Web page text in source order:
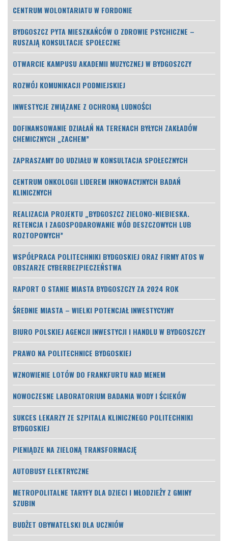
CENTRUM WOLONTARIATU W FORDONIE
BYDGOSZCZ PYTA MIESZKAŃCÓW O ZDROWIE PSYCHICZNE –
RUSZAJĄ KONSULTACJE SPOŁECZNE
OTWARCIE KAMPUSU AKADEMII MUZYCZNEJ W BYDGOSZCZY
ROZWÓJ KOMUNIKACJI PODMIEJSKIEJ
INWESTYCJE ZWIĄZANE Z OCHRONĄ LUDNOŚCI
DOFINANSOWANIE DZIAŁAŃ NA TERENACH BYŁYCH ZAKŁADÓW
CHEMICZNYCH „ZACHEM”
ZAPRASZAMY DO UDZIAŁU W KONSULTACJA SPOŁECZNYCH
CENTRUM ONKOLOGII LIDEREM INNOWACYJNYCH BADAŃ
KLINICZNYCH
REALIZACJA PROJEKTU „BYDGOSZCZ ZIELONO-NIEBIESKA.
RETENCJA I ZAGOSPODAROWANIE WÓD DESZCZOWYCH LUB
ROZTOPOWYCH”
WSPÓŁPRACA POLITECHNIKI BYDGOSKIEJ ORAZ FIRMY ATOS W
OBSZARZE CYBERBEZPIECZEŃSTWA
RAPORT O STANIE MIASTA BYDGOSZCZY ZA 2024 ROK
ŚREDNIE MIASTA – WIELKI POTENCJAŁ INWESTYCYJNY
BIURO POLSKIEJ AGENCJI INWESTYCJI I HANDLU W BYDGOSZCZY
PRAWO NA POLITECHNICE BYDGOSKIEJ
WZNOWIENIE LOTÓW DO FRANKFURTU NAD MENEM
NOWOCZESNE LABORATORIUM BADANIA WODY I ŚCIEKÓW
SUKCES LEKARZY ZE SZPITALA KLINICZNEGO POLITECHNIKI
BYDGOSKIEJ
PIENIĄDZE NA ZIELONĄ TRANSFORMACJĘ
AUTOBUSY ELEKTRYCZNE
METROPOLITALNE TARYFY DLA DZIECI I MŁODZIEŻY Z GMINY
SZUBIN
BUDŻET OBYWATELSKI DLA UCZNIÓW